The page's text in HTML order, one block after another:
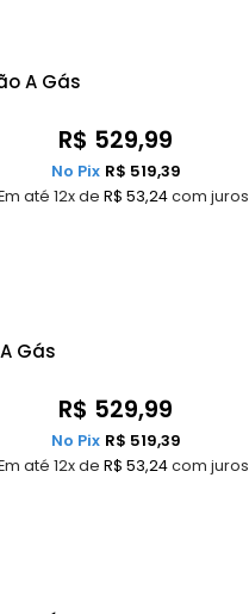
A Gás
R$ 529,99
até 12x de R$ 53,24com juros
No Pix R$ 519,39
Gás
R$ 529,99
até 12x de R$ 53,24com juros
No Pix R$ 519,39